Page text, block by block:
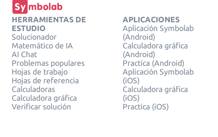
HERRAMIENTAS DE
ESTUDIO
Solucionador
Matemático de IA
AI Chat
Problemas populares
Hojas de trabajo
Hojas de referencia
Calculadoras
Calculadora gráfica
Verificar solución
APLICACIONES
Aplicación Symbolab
(Android)
Calculadora gráfica
(Android)
Practica (Android)
Aplicación Symbolab
(iOS)
Calculadora gráfica
(iOS)
Practica (iOS)